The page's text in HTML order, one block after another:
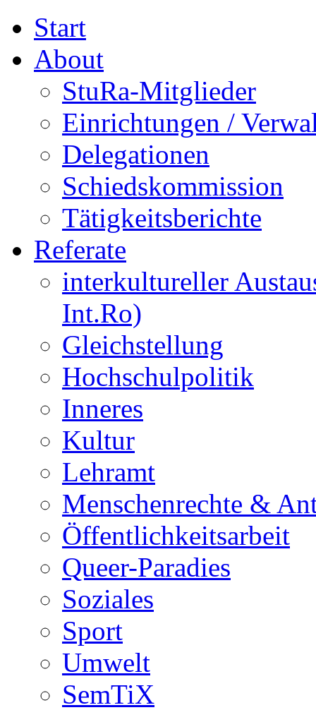
Start
About
StuRa-Mitglieder
Einrichtungen /
Delegationen
Schiedskommission
Tätigkeitsberichte
Referate
interkultureller
Int.Ro)
Gleichstellung
Hochschulpolitik
Inneres
Kultur
Lehramt
Menschenrechte &
Öffentlichkeitsarbeit
Queer-Paradies
Soziales
Sport
Umwelt
SemTiX